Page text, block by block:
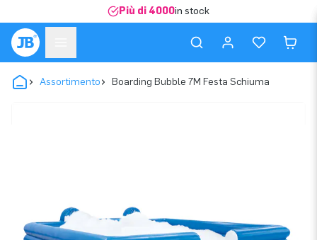
Più di 4000in stock
Assortimento Boarding Bubble 7M Festa Schiuma